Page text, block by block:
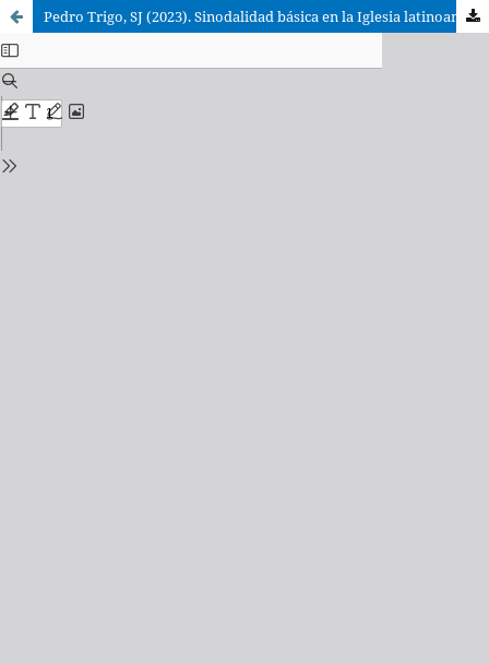
Pedro Trigo, SJ (2023). Sinodalidad básica en la Iglesia latinoamericana